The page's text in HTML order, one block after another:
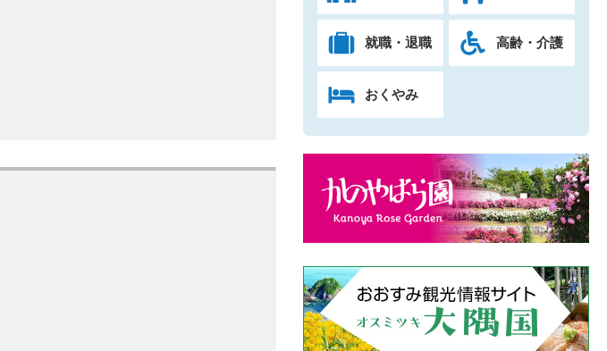
就職・退職 高齢・介護
おくやみ